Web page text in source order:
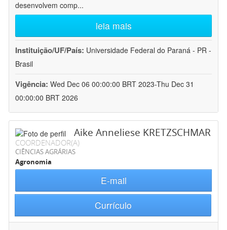
desenvolvem comp...
leia mais
Instituição/UF/País: Universidade Federal do Paraná - PR -
Brasil
Vigência: Wed Dec 06 00:00:00 BRT 2023-Thu Dec 31
00:00:00 BRT 2026
Aike Anneliese KRETZSCHMAR
COORDENADOR(A)
CIÊNCIAS AGRÁRIAS
Agronomia
E-mail
Currículo